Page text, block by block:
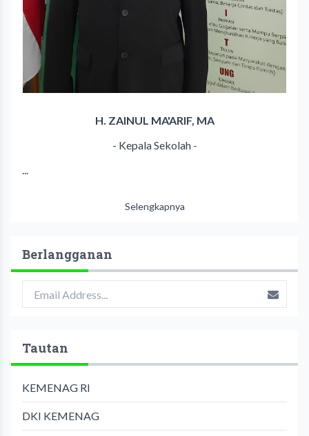
H. ZAINUL MA'ARIF, MA
- Kepala Sekolah -
...
Selengkapnya
Berlangganan
Tautan
KEMENAG RI
DKI KEMENAG